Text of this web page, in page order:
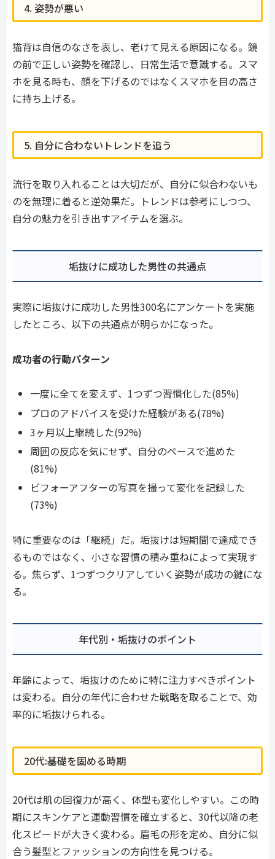
4. 姿勢が悪い
猫背は自信のなさを表し、老けて見える原因になる。鏡
の前で正しい姿勢を確認し、日常生活で意識する。スマ
ホを見る時も、顔を下げるのではなくスマホを目の高さ
に持ち上げる。
5. 自分に合わないトレンドを追う
流行を取り入れることは大切だが、自分に似合わないも
のを無理に着ると逆効果だ。トレンドは参考にしつつ、
自分の魅力を引き出すアイテムを選ぶ。
垢抜けに成功した男性の共通点
実際に垢抜けに成功した男性300名にアンケートを実施
したところ、以下の共通点が明らかになった。
成功者の行動パターン
一度に全てを変えず、1つずつ習慣化した(85%)
プロのアドバイスを受けた経験がある(78%)
3ヶ月以上継続した(92%)
周囲の反応を気にせず、自分のペースで進めた
(81%)
ビフォーアフターの写真を撮って変化を記録した
(73%)
特に重要なのは「継続」だ。垢抜けは短期間で達成でき
るものではなく、小さな習慣の積み重ねによって実現す
る。焦らず、1つずつクリアしていく姿勢が成功の鍵にな
る。
年代別・垢抜けのポイント
年齢によって、垢抜けのために特に注力すべきポイント
は変わる。自分の年代に合わせた戦略を取ることで、効
率的に垢抜けられる。
20代:基礎を固める時期
20代は肌の回復力が高く、体型も変化しやすい。この時
期にスキンケアと運動習慣を確立すると、30代以降の老
化スピードが大きく変わる。眉毛の形を定め、自分に似
合う髪型とファッションの方向性を見つける。